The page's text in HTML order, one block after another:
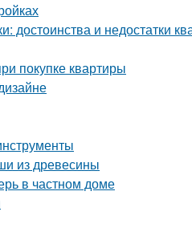
достоинства и недостатки
покупке квартиры
из древесины
в частном доме